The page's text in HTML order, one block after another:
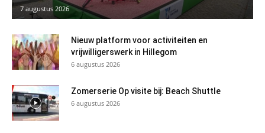
7 augustus 2026
Nieuw platform voor activiteiten en
vrijwilligerswerk in Hillegom
6 augustus 2026
Zomerserie Op visite bij: Beach Shuttle
6 augustus 2026